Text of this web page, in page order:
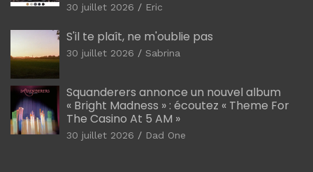
30 juillet 2026 Eric
S'il te plaît, ne m'oublie pas
30 juillet 2026 Sabrina
Squanderers annonce un nouvel album
« Bright Madness » : écoutez « Theme For
The Casino At 5 AM »
30 juillet 2026 Dad One